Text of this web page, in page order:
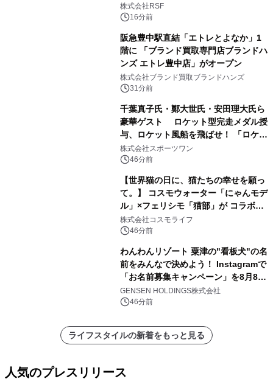
株式会社RSF
16分前
阪急豊中駅直結「エトレとよなか」1
階に 「ブランド買取専門店ブランドハ
ンズ エトレ豊中店」がオープン
株式会社ブランド買取ブランドハンズ
31分前
千葉真子氏・鄭大世氏・安田理大氏ら
豪華ゲスト ロケット型完走メダル授
与、ロケット風船を飛ばせ！ 「ロケッ
トマラソン2026」開催
株式会社スポーツワン
46分前
【世界猫の日に、猫たちの幸せを願っ
て。】 コスモウォーター「にゃんモデ
ル」×フェリシモ「猫部」が コラボキ
ャンペーンを実施
株式会社コスモライフ
46分前
わんわんリゾート 粟津の"看板犬"の名
前をみんなで決めよう！ Instagramで
「お名前募集キャンペーン」を8月8日
(土)より開催
GENSEN HOLDINGS株式会社
46分前
ライフスタイルの新着をもっと見る
人気のプレスリリース